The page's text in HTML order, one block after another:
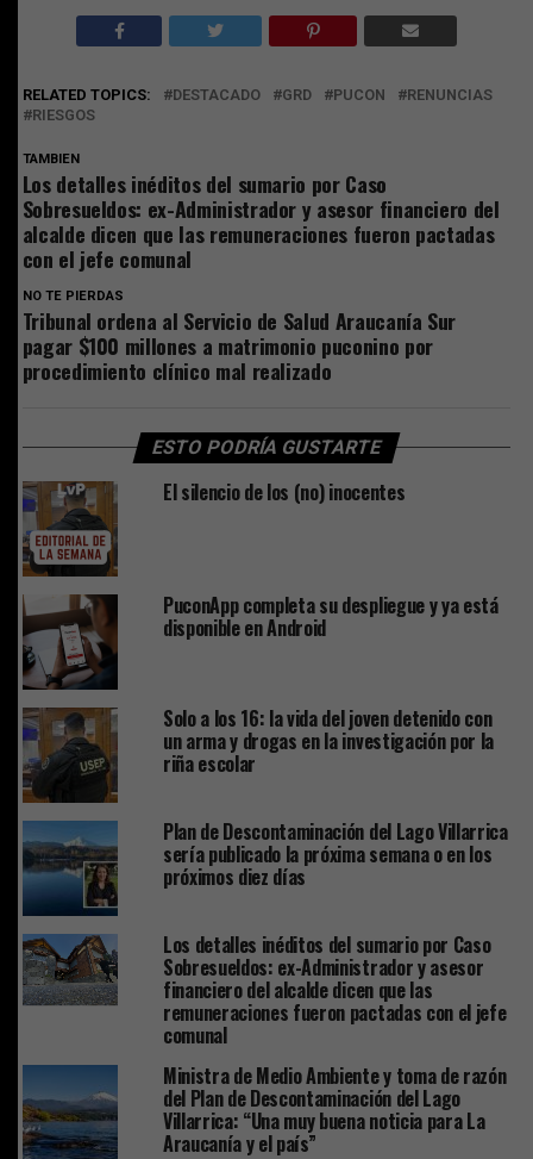
RELATED TOPICS: DESTACADO GRD PUCON
RENUNCIAS
RIESGOS
TAMBIEN
Los detalles inéditos del sumario por Caso
Sobresueldos: ex-Administrador y asesor financiero del
alcalde dicen que las remuneraciones fueron pactadas
con el jefe comunal
NO TE PIERDAS
Tribunal ordena al Servicio de Salud Araucanía Sur
pagar $100 millones a matrimonio puconino por
procedimiento clínico mal realizado
ESTO PODRÍA GUSTARTE
El silencio de los (no) inocentes
PuconApp completa su despliegue y ya está
disponible en Android
Solo a los 16: la vida del joven detenido con
un arma y drogas en la investigación por la
riña escolar
Plan de Descontaminación del Lago Villarrica
sería publicado la próxima semana o en los
próximos diez días
Los detalles inéditos del sumario por Caso
Sobresueldos: ex-Administrador y asesor
financiero del alcalde dicen que las
remuneraciones fueron pactadas con el jefe
comunal
Ministra de Medio Ambiente y toma de razón
del Plan de Descontaminación del Lago
Villarrica: “Una muy buena noticia para La
Araucanía y el país”